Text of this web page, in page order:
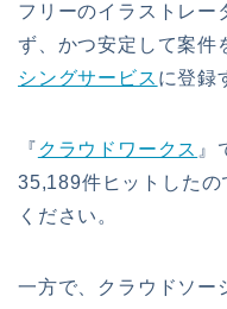
フリーのイラストレー
ず、かつ安定して案件
シングサービス に登録
『 クラウドワークス 』
35,189件ヒットしたの
ください。
一方で、クラウドソー